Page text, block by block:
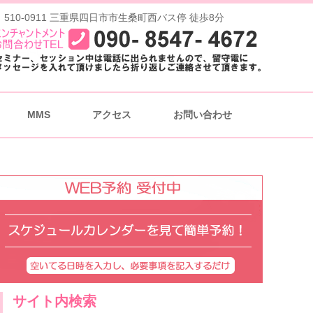
510-0911 三重県四日市市生桑町西バス停 徒歩8分
MMS アクセス お問い合わせ
サイト内検索